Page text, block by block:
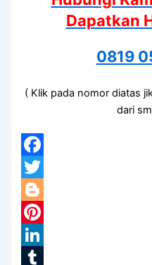
Dapatkan
0819
( Klik pada nomor diatas
dari
Facebook
Twitter
Blogger
Pinterest
LinkedIn